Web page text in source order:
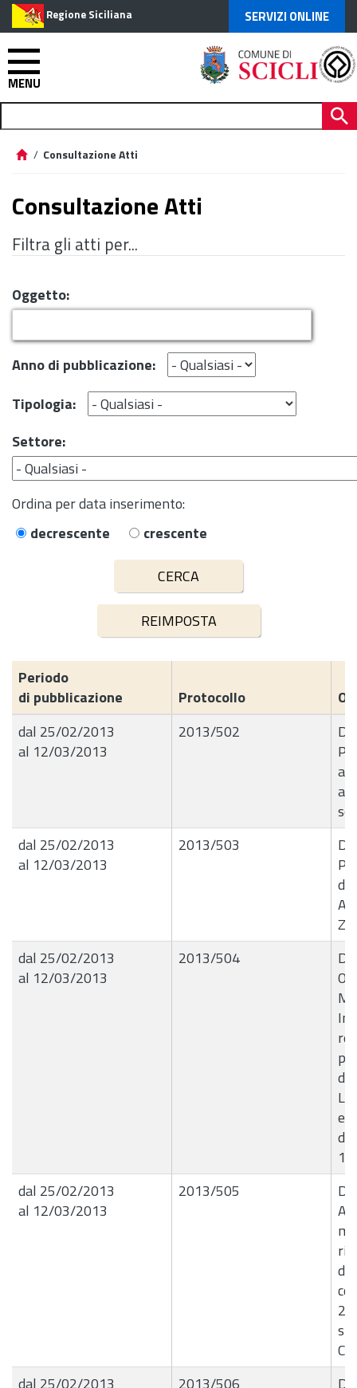
Regione Siciliana SERVIZI ONLINE
MENU
/ Consultazione Atti
Consultazione Atti
Filtra gli atti per...
Oggetto:
Anno di pubblicazione:
Tipologia:
Settore:
Ordina per data inserimento:
decrescente
crescente
Periodo
di pubblicazione
Protocollo
dal 25/02/2013
al 12/03/2013
2013/502
dal 25/02/2013
al 12/03/2013
2013/503
dal 25/02/2013
al 12/03/2013
2013/504
e
dal 25/02/2013
al 12/03/2013
2013/505
dal 25/02/2013
2013/506